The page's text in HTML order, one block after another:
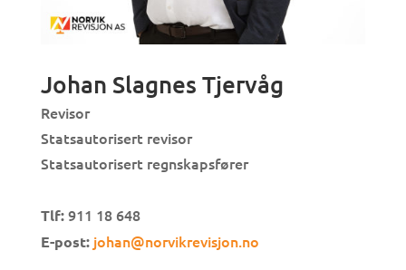
Johan Slagnes Tjervåg
Revisor
Statsautorisert revisor
Statsautorisert regnskapsfører
Tlf:911 18 648
E-post: johan@norvikrevisjon.no